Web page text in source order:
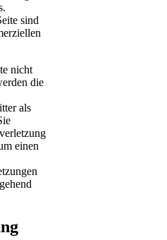
sind
nicht
die
als
einen